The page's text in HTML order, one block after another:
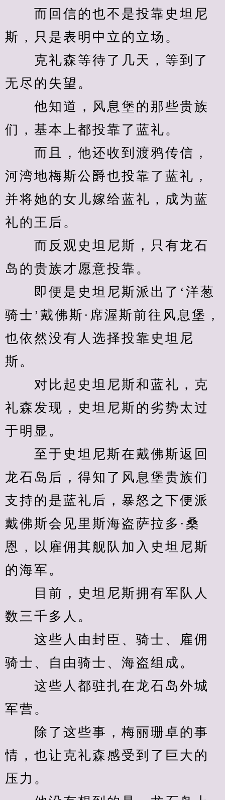
而回信的也不是投靠史坦尼
斯，只是表明中立的立场。
克礼森等待了几天，等到了
无尽的失望。
他知道，风息堡的那些贵族
们，基本上都投靠了蓝礼。
而且，他还收到渡鸦传信，
河湾地梅斯公爵也投靠了蓝礼，
并将她的女儿嫁给蓝礼，成为蓝
礼的王后。
而反观史坦尼斯，只有龙石
岛的贵族才愿意投靠。
即便是史坦尼斯派出了‘洋葱
骑士’戴佛斯·席渥斯前往风息堡，
也依然没有人选择投靠史坦尼
斯。
对比起史坦尼斯和蓝礼，克
礼森发现，史坦尼斯的劣势太过
于明显。
至于史坦尼斯在戴佛斯返回
龙石岛后，得知了风息堡贵族们
支持的是蓝礼后，暴怒之下便派
戴佛斯会见里斯海盗萨拉多·桑
恩，以雇佣其舰队加入史坦尼斯
的海军。
目前，史坦尼斯拥有军队人
数三千多人。
这些人由封臣、骑士、雇佣
骑士、自由骑士、海盗组成。
这些人都驻扎在龙石岛外城
军营。
除了这些事，梅丽珊卓的事
情，也让克礼森感受到了巨大的
压力。